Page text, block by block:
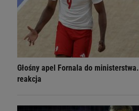
Głośny apel Fornala do
reakcja